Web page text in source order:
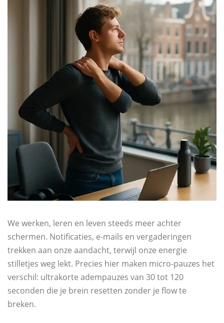
We werken, leren en leven steeds meer achter
schermen. Notificaties, e-mails en vergaderingen
trekken aan onze aandacht, terwijl onze energie
stilletjes weg lekt. Precies hier maken micro-pauzes het
verschil: ultrakorte adempauzes van 30 tot 120
seconden die je brein resetten zonder je flow te
breken.